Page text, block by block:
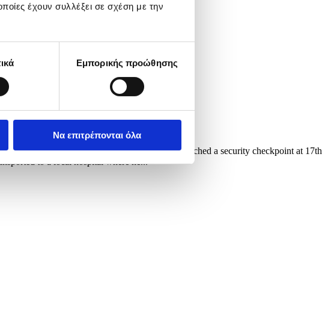
έχουν συλλέξει σε σχέση με την
Εμπορικής προώθησης
Να επιτρέπονται όλα
2026. A suspect armed with a handgun approached a security checkpoint at 17th
to a local hospital where he...